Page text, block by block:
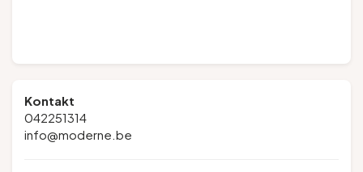
Kontakt
042251314
info@moderne.be